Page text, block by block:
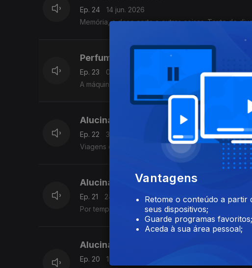
Ep. 24
14 jun. 2026
Memória, a dose certa e outras coisas. Texto de
Perfumes de junho
Ep. 23
07 jun. 2026
A máquina do tempo e a bondade da violeta.
Alucinações De Maio
Ep. 22
31 mai. 2026
Viagens com e sem regresso, ou 'that's life'. Texto
Alucinações De Maio
Ep. 21
24 mai. 2026
Por tempos nunca dantes sobrevoados. Texto de
Alucinações De Maio
Ep. 20
17 mai. 2026
Vantagens
Retome o conteúdo a partir
seus dispositivos;
Guarde programas favoritos;
Aceda à sua área pessoal;